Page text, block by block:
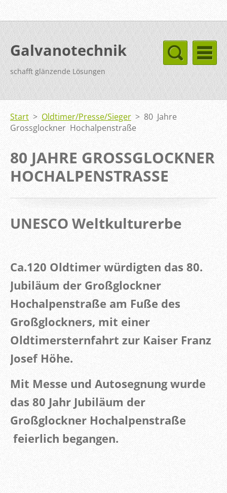
Galvanotechnik
schafft glänzende Lösungen
Start > Oldtimer/Presse/Sieger > 80 Jahre
Grossglockner Hochalpenstraße
80 JAHRE GROSSGLOCKNER
HOCHALPENSTRASSE
UNESCO Weltkulturerbe
Ca.120 Oldtimer würdigten das 80.
Jubiläum der Großglockner
Hochalpenstraße am Fuße des
Großglockners, mit einer
Oldtimersternfahrt zur Kaiser Franz
Josef Höhe.
Mit Messe und Autosegnung wurde
das 80 Jahr Jubiläum der
Großglockner Hochalpenstraße
feierlich begangen.